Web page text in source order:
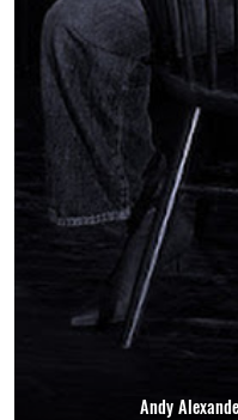
Andy